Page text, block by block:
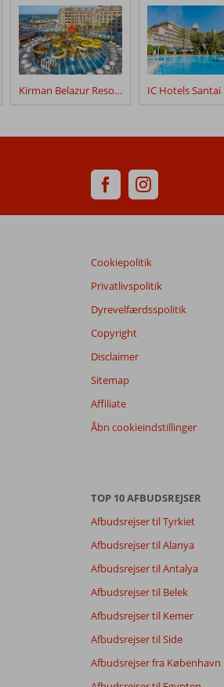
Sorter
dato (ny > gammel)
Kirman Belazur Resort & Spa
Cookiepolitik
Privatlivspolitik
Dyrevelfærdsspolitik
Copyright
Disclaimer
Sitemap
Affiliate
Åbn cookieindstillinger
TOP 10 AFBUDSREJSER
Afbudsrejser til Tyrkiet
Afbudsrejser til Alanya
Afbudsrejser til Antalya
Afbudsrejser til Belek
Afbudsrejser til Kemer
Afbudsrejser til Side
Afbudsrejser fra København